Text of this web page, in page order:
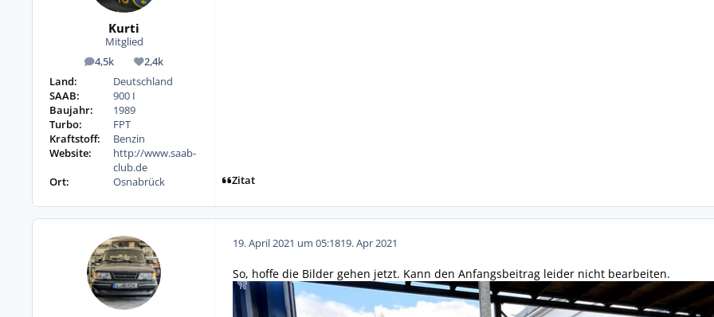
Kurti
Mitglied
4,5k
Beiträge 2,4k
Reputation
Land:
Deutschland
SAAB:
900 I
Baujahr:
1989
Turbo:
FPT
Kraftstoff:
Benzin
Website:
http://www.saab-
club.de
Ort:
Osnabrück Zitat
19. April 2021 um 05:1819. Apr 2021
So, hoffe die Bilder gehen jetzt. Kann den Anfangsbeitrag leider nicht bearbeiten.